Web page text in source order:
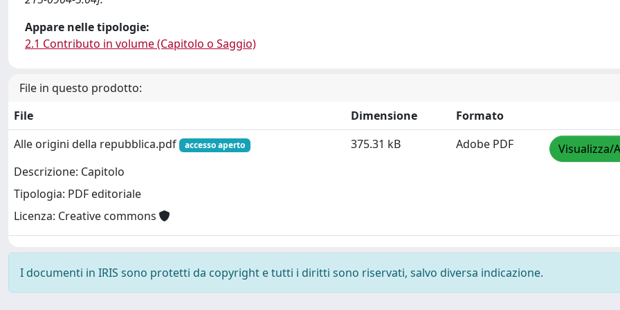
Appare nelle tipologie:
2.1 Contributo in volume (Capitolo o Saggio)
File in questo prodotto:
File
Dimensione
Formato
Alle origini della repubblica.pdf
accesso aperto
Descrizione: Capitolo
Tipologia: PDF editoriale
Licenza: Creative commons
375.31 kB Adobe PDF Visualizza/
I documenti in IRIS sono protetti da copyright e tutti i diritti sono riservati, salvo diversa indicazione.